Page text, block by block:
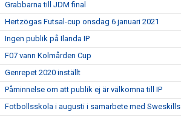
Grabbarna till JDM final
Hertzögas Futsal-cup onsdag 6 januari 2021
Ingen publik på Ilanda IP
F07 vann Kolmården Cup
Genrepet 2020 inställt
Påminnelse om att publik ej är välkomna till IP
Fotbollsskola i augusti i samarbete med Sweskills